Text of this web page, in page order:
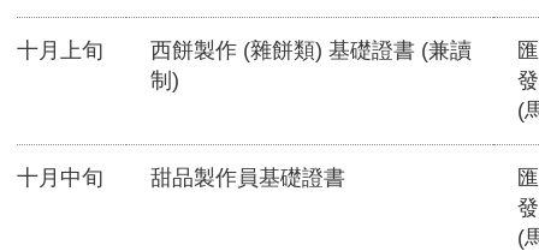
十月上旬
西餅製作 (雜餅類) 基礎證書 (兼讀
制)
(
十月中旬 甜品製作員基礎證書
(